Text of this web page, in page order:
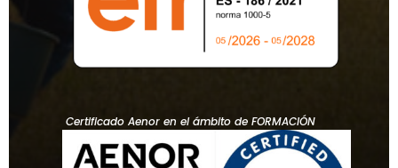
Certificado Aenor en el ámbito de FORMACIÓN